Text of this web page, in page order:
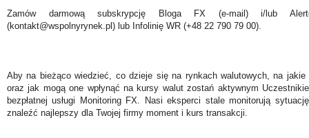
Zamów darmową subskrypcję Bloga FX (e-mail) i/lub
(kontakt@wspolnyrynek.pl) lub Infolinię WR (+48 22 790 79 00).
Aby na bieżąco wiedzieć, co dzieje się na rynkach walutowych, na
oraz jak mogą one wpłynąć na kursy walut zostań aktywnym
bezpłatnej usługi Monitoring FX. Nasi eksperci stale monitorują
znaleźć najlepszy dla Twojej firmy moment i kurs transakcji.